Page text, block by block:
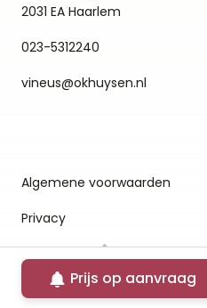
Prijs op aanvraag
2031 EA Haarlem
023-5312240
vineus@okhuysen.nl
Algemene voorwaarden
Privacy